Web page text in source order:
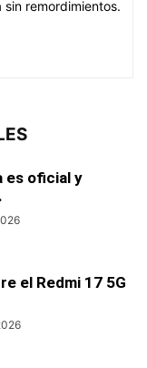
remordimientos.
es oficial y
el Redmi 17 5G